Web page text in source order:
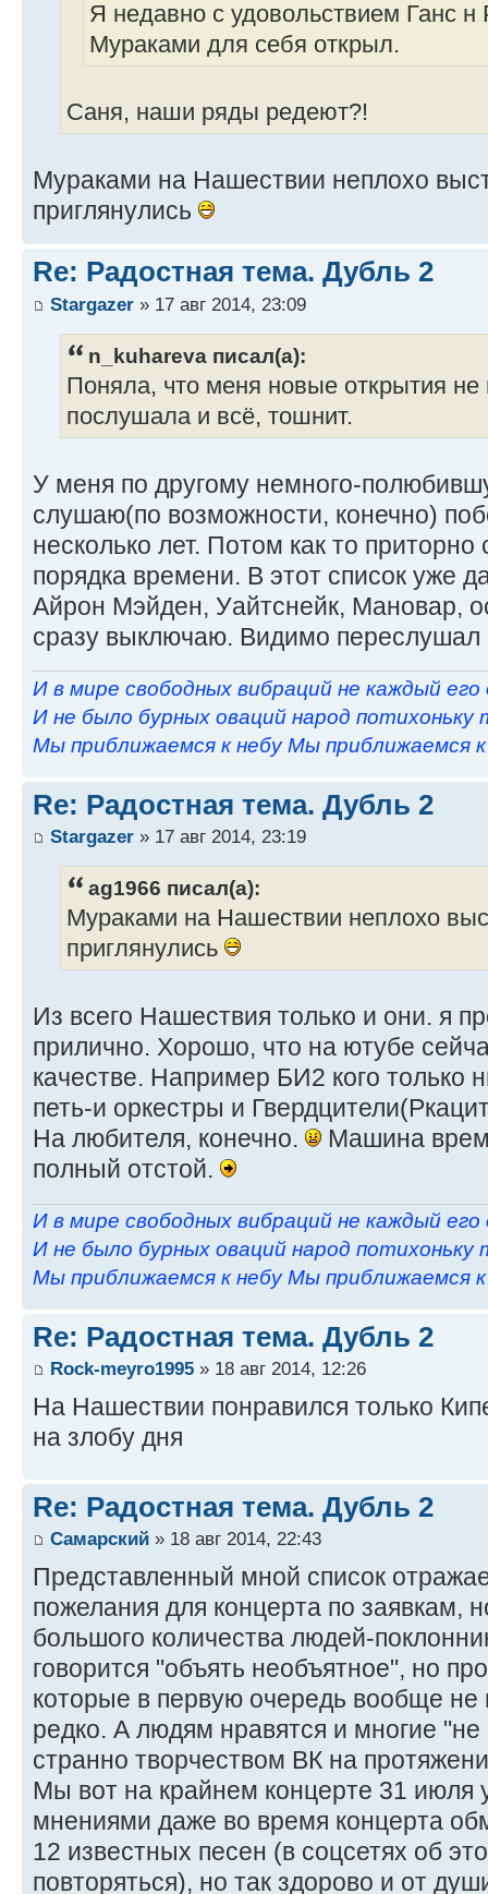
Я недавно с удовольствием Ганс н
Мураками для себя открыл.
Саня, наши ряды редеют?!
Мураками на Нашествии неплохо
приглянулись
Re: Радостная тема. Дубль 2
Stargazer » 17 авг 2014, 23:09
n_kuhareva писал(а):
Поняла, что меня новые открытия
послушала и всё, тошнит.
У меня по другому немного-
слушаю(по возможности, конечно)
несколько лет. Потом как то приторно
порядка времени. В этот список уже
Айрон Мэйден, Уайтснейк, Мановар,
сразу выключаю. Видимо
И в мире свободных вибраций не каждый его
И не было бурных оваций народ потихоньку
Мы приближаемся к небу Мы приближаемся к
Re: Радостная тема. Дубль 2
Stargazer » 17 авг 2014, 23:19
ag1966 писал(а):
Мураками на Нашествии неплохо
приглянулись
Из всего Нашествия только и они. я
прилично. Хорошо, что на ютубе
качестве. Например БИ2 кого только
петь-и оркестры и
На любителя, конечно.
Машина
полный отстой.
И в мире свободных вибраций не каждый его
И не было бурных оваций народ потихоньку
Мы приближаемся к небу Мы приближаемся к
Re: Радостная тема. Дубль 2
Rock-meyro1995 » 18 авг 2014, 12:26
На Нашествии понравился только
на злобу дня
Re: Радостная тема. Дубль 2
Самарский » 18 авг 2014, 22:43
Представленный мной список
пожелания для концерта по заявкам,
большого количества людей-
говорится "объять необъятное", но
которые в первую очередь вообще не
редко. А людям нравятся и многие "не
странно творчеством ВК на
Мы вот на крайнем концерте 31 июля
мнениями даже во время концерта
12 известных песен (в соцсетях об
повторяться), но так здорово и от